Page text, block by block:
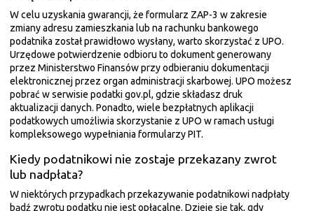
W celu uzyskania gwarancji, że formularz ZAP-3 w zakresie
zmiany adresu zamieszkania lub na rachunku bankowego
podatnika został prawidłowo wysłany, warto skorzystać z UPO.
Urzędowe potwierdzenie odbioru to dokument generowany
przez Ministerstwo Finansów przy odbieraniu dokumentacji
elektronicznej przez organ administracji skarbowej. UPO możesz
pobrać w serwisie podatki gov.pl, gdzie składasz druk
aktualizacji danych. Ponadto, wiele bezpłatnych aplikacji
podatkowych umożliwia skorzystanie z UPO w ramach usługi
kompleksowego wypełniania formularzy PIT.
Kiedy podatnikowi nie zostaje przekazany zwrot
lub nadpłata?
W niektórych przypadkach przekazywanie podatnikowi nadpłaty
bądź zwrotu podatku nie jest opłacalne. Dzieje się tak, gdy